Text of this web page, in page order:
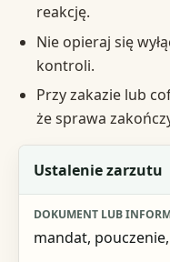
reakcję.
Nie opieraj się
kontroli.
Przy zakazie lub
że sprawa
Etap
Dokument lub
Gdzie złożyć lub
Ustalenie zarzutu
mandat,